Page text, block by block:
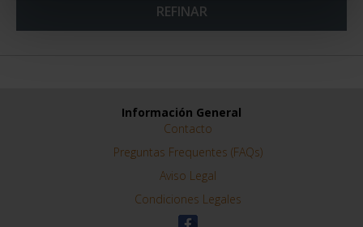
REFINAR
Información General
Contacto
Preguntas Frequentes (FAQs)
Aviso Legal
Condiciones Legales